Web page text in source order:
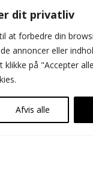
dit privatliv
at forbedre din
annoncer eller
klikke på "Accepter
Afvis alle
CVR nr. 20916818
Kontonr.: 4180
Privatlivspolitik og cookies
Kontakt os
Kalender